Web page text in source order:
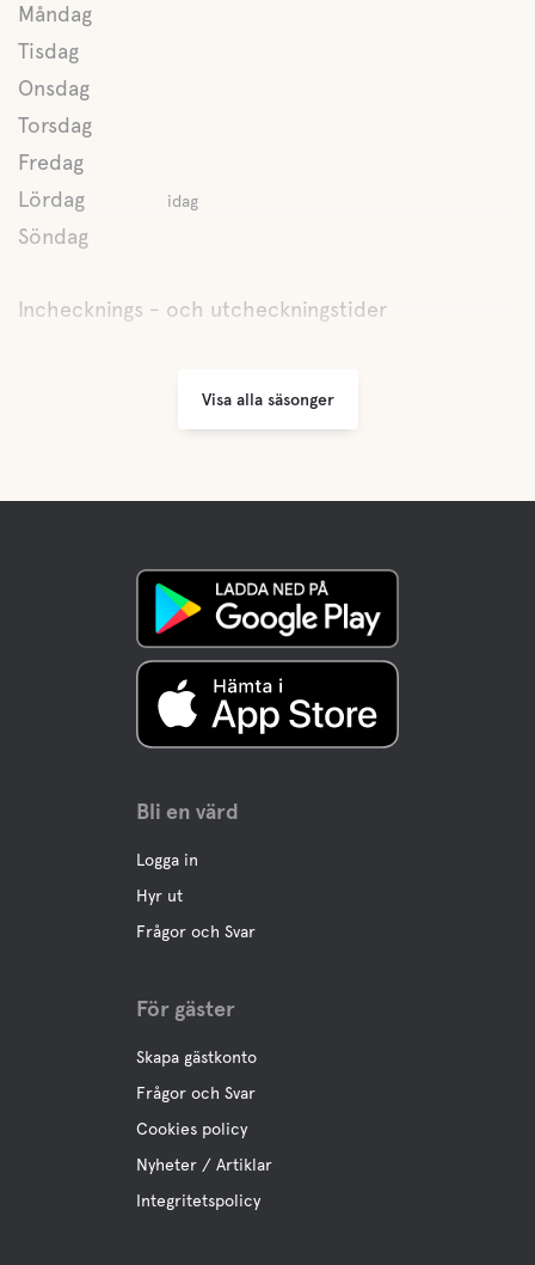
Måndag
Tisdag
Onsdag
Torsdag
Fredag
Lördag
idag
Söndag
Inchecknings - och utcheckningstider
Visa alla säsonger
Bli en värd
Logga in
Hyr ut
Frågor och Svar
För gäster
Skapa gästkonto
Frågor och Svar
Cookies policy
Nyheter / Artiklar
Integritetspolicy